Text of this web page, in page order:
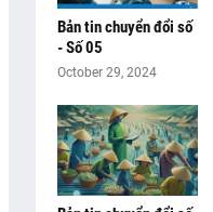
Bản tin chuyển đổi số
- Số 05
October 29, 2024